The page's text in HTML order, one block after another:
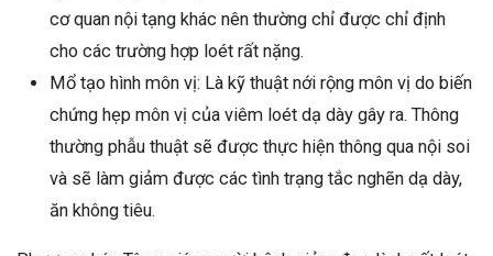
cơ quan nội tạng khác nên thường chỉ được chỉ định
cho các trường hợp loét rất nặng.
Mổ tạo hình môn vị: Là kỹ thuật nới rộng môn vị do biến
chứng hẹp môn vị của viêm loét dạ dày gây ra. Thông
thường phẫu thuật sẽ được thực hiện thông qua nội soi
và sẽ làm giảm được các tình trạng tắc nghẽn dạ dày,
ăn không tiêu.